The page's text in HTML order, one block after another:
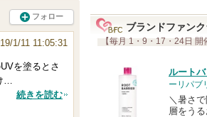
フォロー
1/11 11:05:31
を塗るとさ
…
続きを読む
ブランドファン
【毎月 1・9・17・24日 開
ルート
ーリパブ
＼暑さ
層をう